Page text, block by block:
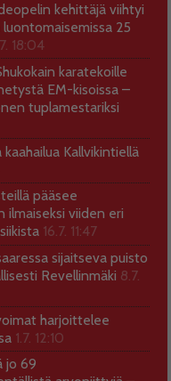
kehittäjä viihtyi
luontomaisemissa 25
18:04
karatekoille
EM-kisoissa –
tuplamestariksi
Kallvikintiellä
pääsee
ilmaiseksi viiden eri
16.7. 11:47
sijaitseva puisto
Revellinmäki 8.7.
harjoittelee
1.7. 12:10
jo 69